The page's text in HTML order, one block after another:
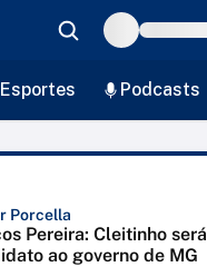
Esportes Podcasts
Porcella
Pereira: Cleitinho será
ao governo de MG